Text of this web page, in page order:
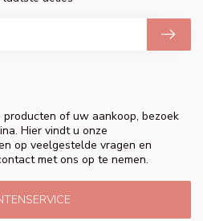
of uw aankoop, bezoek
Hier vindt u onze
op veelgestelde vragen en
met ons op te nemen.